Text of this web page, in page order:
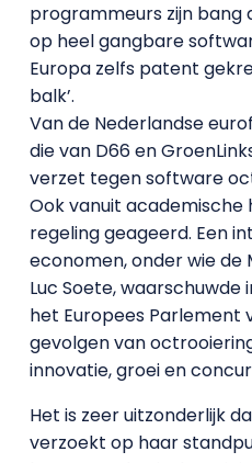
programmeurs zijn
op heel gangbare
Europa zelfs patent
balk’.
Van de Nederlandse
die van D66 en
verzet tegen software
Ook vanuit academische
regeling geageerd. Een
economen, onder wie
Luc Soete,
het Europees Parlement
gevolgen van
innovatie, groei en
Het is zeer uitzonderlijk
verzoekt op haar